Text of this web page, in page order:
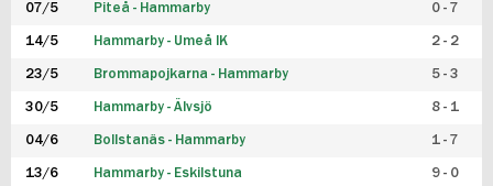
07/5 Piteå - Hammarby 0 - 7
14/5 Hammarby - Umeå IK 2 - 2
23/5 Brommapojkarna - Hammarby 5 - 3
30/5 Hammarby - Älvsjö 8 - 1
04/6 Bollstanäs - Hammarby 1 - 7
13/6 Hammarby - Eskilstuna 9 - 0